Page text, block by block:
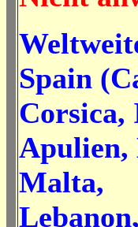
Spain
Apulien,
Malta,